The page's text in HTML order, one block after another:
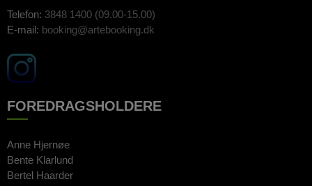
Telefon: 3848 1400 (09.00-15.00)
E-mail: booking@artebooking.dk
FOREDRAGSHOLDERE
Anne Hjernøe
Bente Klarlund
Bertel Haarder